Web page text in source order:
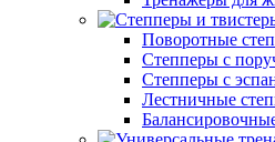
Поворотные
Степперы с
Степперы с
Лестничные